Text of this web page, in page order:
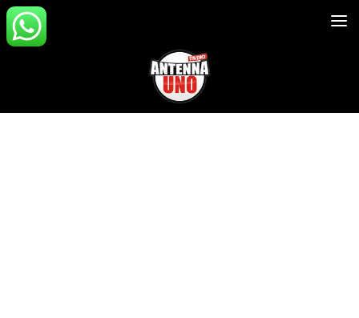
Salta al contenuto